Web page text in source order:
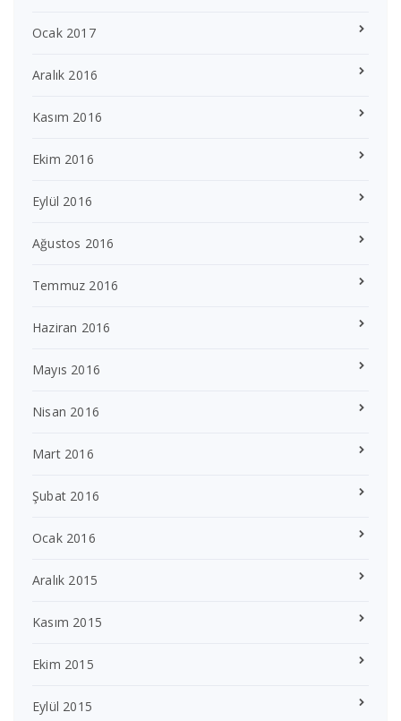
Ocak 2017
Aralık 2016
Kasım 2016
Ekim 2016
Eylül 2016
Ağustos 2016
Temmuz 2016
Haziran 2016
Mayıs 2016
Nisan 2016
Mart 2016
Şubat 2016
Ocak 2016
Aralık 2015
Kasım 2015
Ekim 2015
Eylül 2015